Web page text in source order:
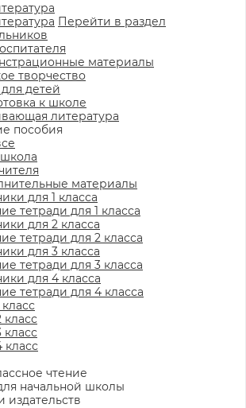
Перейти в раздел
материалы
творчество
детей
к школе
литература
пособия
материалы
для 1 класса
тетради для 1 класса
для 2 класса
тетради для 2 класса
для 3 класса
тетради для 3 класса
для 4 класса
тетради для 4 класса
чтение
начальной школы
издательств